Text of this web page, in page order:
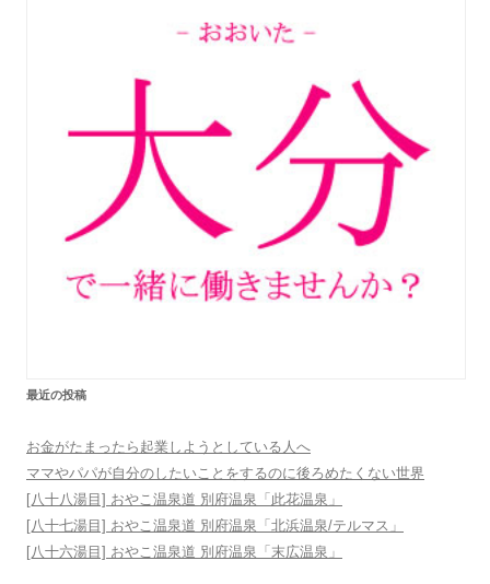
最近の投稿
お金がたまったら起業しようとしている人へ
ママやパパが自分のしたいことをするのに後ろめたくない世界
[八十八湯目] おやこ温泉道 別府温泉「此花温泉」
[八十七湯目] おやこ温泉道 別府温泉「北浜温泉/テルマス」
[八十六湯目] おやこ温泉道 別府温泉「末広温泉」